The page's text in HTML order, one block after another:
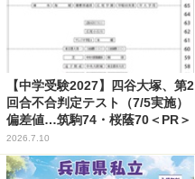
【中学受験2027】四谷大塚、第2
回合不合判定テスト（7/5実施）
偏差値…筑駒74・桜蔭70＜PR＞
2026.7.10